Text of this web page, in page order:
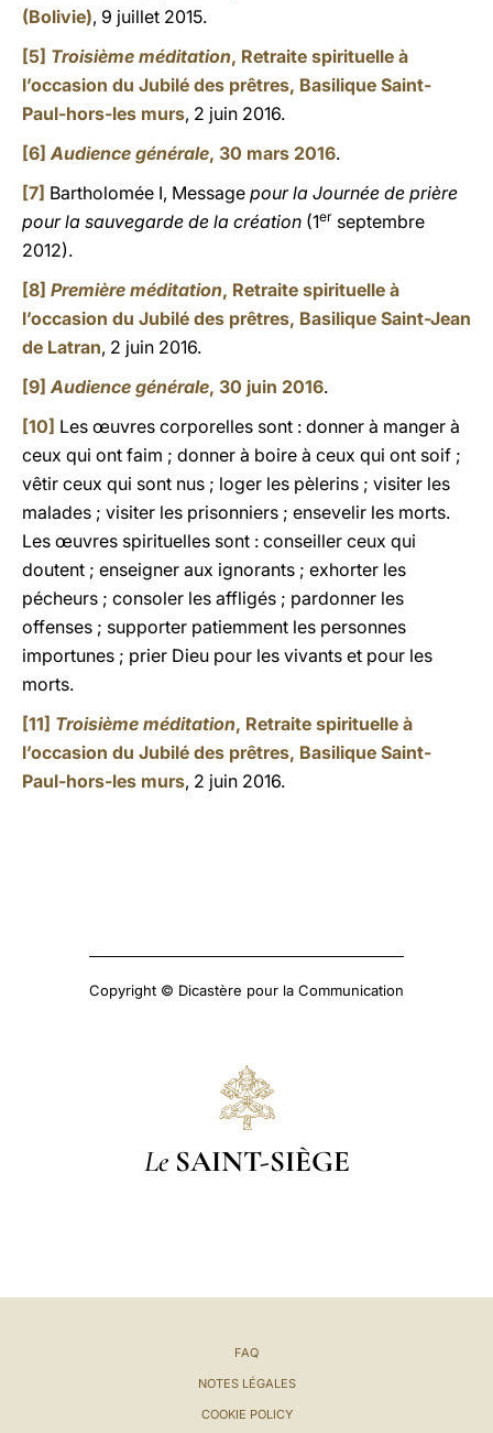
(Bolivie), 9 juillet 2015.
[5] Troisième méditation, Retraite spirituelle à
l’occasion du Jubilé des prêtres, Basilique Saint-
Paul-hors-les murs, 2 juin 2016.
[6] Audience générale, 30 mars 2016.
[7] Bartholomée I, Message pour la Journée de prière
pour la sauvegarde de la création (1er septembre
2012).
[8] Première méditation, Retraite spirituelle à
l’occasion du Jubilé des prêtres, Basilique Saint-Jean
de Latran, 2 juin 2016.
[9] Audience générale, 30 juin 2016.
[10] Les œuvres corporelles sont : donner à manger à
ceux qui ont faim ; donner à boire à ceux qui ont soif ;
vêtir ceux qui sont nus ; loger les pèlerins ; visiter les
malades ; visiter les prisonniers ; ensevelir les morts.
Les œuvres spirituelles sont : conseiller ceux qui
doutent ; enseigner aux ignorants ; exhorter les
pécheurs ; consoler les affligés ; pardonner les
offenses ; supporter patiemment les personnes
importunes ; prier Dieu pour les vivants et pour les
morts.
[11] Troisième méditation, Retraite spirituelle à
l’occasion du Jubilé des prêtres, Basilique Saint-
Paul-hors-les murs, 2 juin 2016.
Copyright © Dicastère pour la Communication
Le SAINT-SIÈGE
FAQ
NOTES LÉGALES
COOKIE POLICY